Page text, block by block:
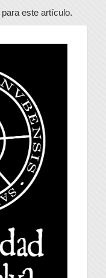
para este artículo.